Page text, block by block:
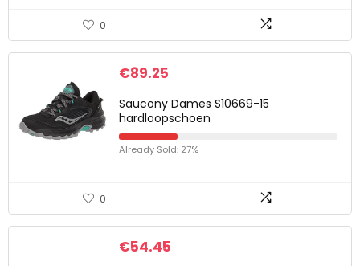
0
€89.25
Saucony Dames S10669-15
hardloopschoen
Already Sold: 27%
0
€54.45